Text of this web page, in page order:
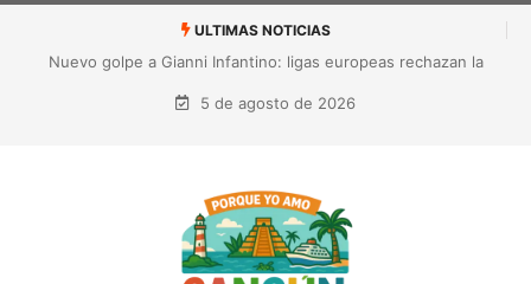
ULTIMAS NOTICIAS
Nuevo golpe a Gianni Infantino: ligas europeas rechazan la
expansión de las competiciones de la FIFA
5 de agosto de 2026